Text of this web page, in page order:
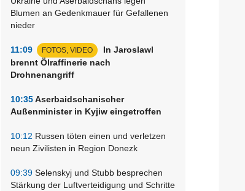
Blumen an Gedenkmauer für Gefallenen
nieder
11:09 FOTOS, VIDEO
In Jaroslawl
brennt Ölraffinerie nach
Drohnenangriff
10:35Aserbaidschanischer
Außenminister in Kyjiw eingetroffen
10:12 Russen töten einen und verletzen
neun Zivilisten in Region Donezk
09:39 Selenskyj und Stubb besprechen
Stärkung der Luftverteidigung und Schritte